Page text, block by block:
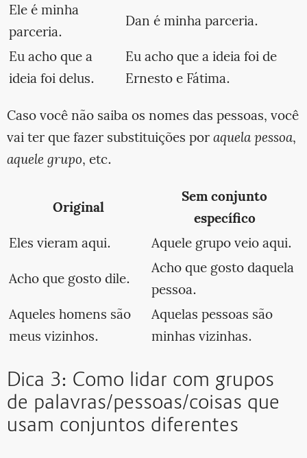
Ele é minha
parceria.
Dan é minha parceria.
Eu acho que a
ideia foi delus.
Eu acho que a ideia foi de
Ernesto e Fátima.
Caso você não saiba os nomes das pessoas, você
vai ter que fazer substituições poraquela pessoa,
aquele grupo, etc.
Original
Sem conjunto
específico
Eles vieram aqui.
Aquele grupo veio aqui.
Acho que gosto dile.
Acho que gosto daquela
pessoa.
Aqueles homens são
meus vizinhos.
Aquelas pessoas são
minhas vizinhas.
Dica 3: Como lidar com grupos
de palavras/pessoas/coisas que
usam conjuntos diferentes